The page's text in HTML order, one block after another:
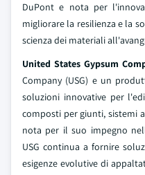
DuPont e nota per
migliorare la resilienza e la
scienza dei materiali
United States Gypsum
Company (USG) e un
soluzioni innovative per
composti per giunti, sistemi
nota per il suo impegno
USG continua a fornire
esigenze evolutive di